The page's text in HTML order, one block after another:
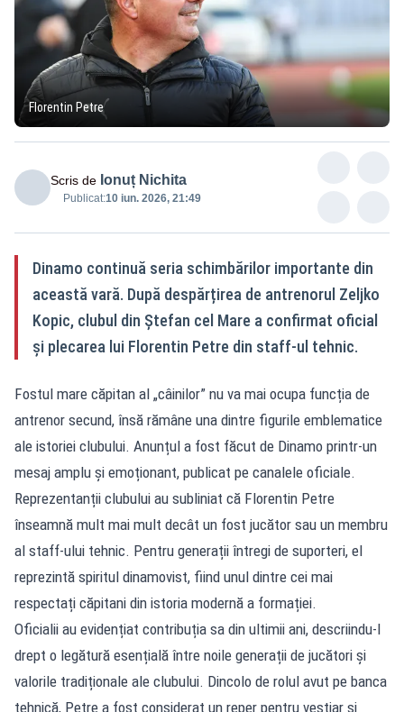
Florentin Petre
Scris de Ionuț Nichita
Publicat:10 iun. 2026, 21:49
Dinamo continuă seria schimbărilor importante din
această vară. După despărțirea de antrenorul Zeljko
Kopic, clubul din Ștefan cel Mare a confirmat oficial
și plecarea lui Florentin Petre din staff-ul tehnic.
Fostul mare căpitan al „câinilor” nu va mai ocupa funcția de
antrenor secund, însă rămâne una dintre figurile emblematice
ale istoriei clubului. Anunțul a fost făcut de Dinamo printr-un
mesaj amplu și emoționant, publicat pe canalele oficiale.
Reprezentanții clubului au subliniat că Florentin Petre
înseamnă mult mai mult decât un fost jucător sau un membru
al staff-ului tehnic. Pentru generații întregi de suporteri, el
reprezintă spiritul dinamovist, fiind unul dintre cei mai
respectați căpitani din istoria modernă a formației.
Oficialii au evidențiat contribuția sa din ultimii ani, descriindu-l
drept o legătură esențială între noile generații de jucători și
valorile tradiționale ale clubului. Dincolo de rolul avut pe banca
tehnică, Petre a fost considerat un reper pentru vestiar și